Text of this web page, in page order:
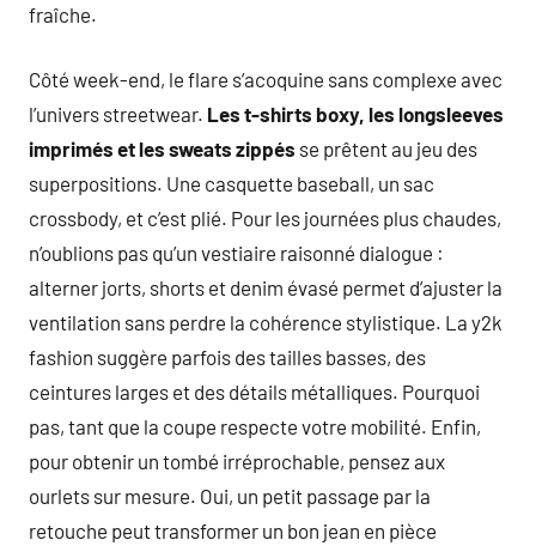
fraîche.
Côté week-end, le flare s’acoquine sans complexe avec
l’univers streetwear. Les t-shirts boxy, les longsleeves
imprimés et les sweats zippés se prêtent au jeu des
superpositions. Une casquette baseball, un sac
crossbody, et c’est plié. Pour les journées plus chaudes,
n’oublions pas qu’un vestiaire raisonné dialogue :
alterner jorts, shorts et denim évasé permet d’ajuster la
ventilation sans perdre la cohérence stylistique. La y2k
fashion suggère parfois des tailles basses, des
ceintures larges et des détails métalliques. Pourquoi
pas, tant que la coupe respecte votre mobilité. Enfin,
pour obtenir un tombé irréprochable, pensez aux
ourlets sur mesure. Oui, un petit passage par la
retouche peut transformer un bon jean en pièce